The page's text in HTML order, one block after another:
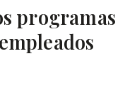
programas